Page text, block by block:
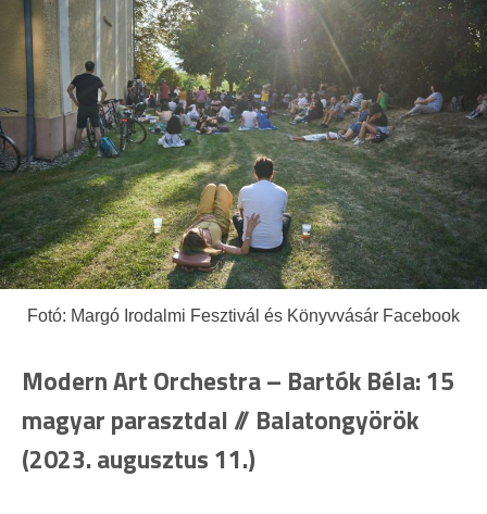
Fotó: Margó Irodalmi Fesztivál és Könyvvásár Facebook
Modern Art Orchestra – Bartók Béla: 15
magyar parasztdal // Balatongyörök
(2023. augusztus 11.)